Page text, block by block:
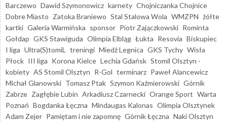
Barczewo Dawid Szymonowicz karnety Chojniczanka Chojnice
Dobre Miasto Zatoka Braniewo Stal Stalowa Wola WMZPN żółte
kartki Galeria Warmińska sponsor Piotr Zajączkowski Rominta
Gołdap GKS Stawiguda Olimpia Elbląg Łukta Resovia Biskupiec
I liga Ultra(S)tomiL treningi Miedź Legnica GKS Tychy Wisła
Płock III liga Korona Kielce Lechia Gdańsk Stomil Olsztyn -
kobiety AS Stomil Olsztyn R-Gol terminarz Paweł Alancewicz
Michał Glanowski Tomasz Ptak Szymon Kaźmierowski Górnik
Zabrze Zagłębie Lubin Arkadiusz Czarnecki Orange Sport Warta
Poznań Bogdanka Łęczna Mindaugas Kalonas Olimpia Olsztynek
Adam Zejer Pamiętam i nie zapomnę Górnik Łęczna Naki Olsztyn